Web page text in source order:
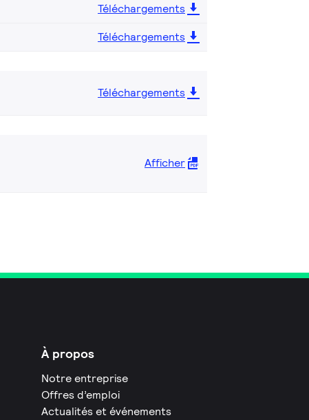
Téléchargements
Téléchargements
Téléchargements
Afficher
À propos
Notre entreprise
Offres d’emploi
Actualités et événements